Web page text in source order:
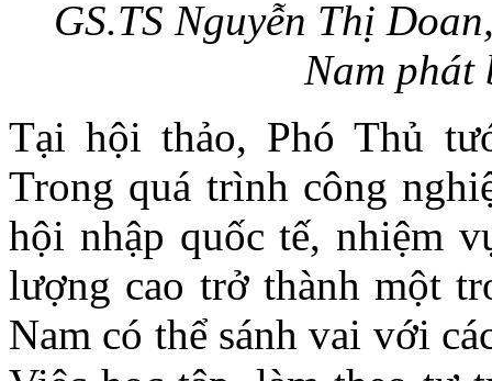
GS.TS Nguyễn Thị
Nam phát
Tại hội thảo, Phó Thủ
Trong quá trình công
hội nhập quốc tế, nhiệm
lượng cao trở thành một
Nam có thể sánh vai với